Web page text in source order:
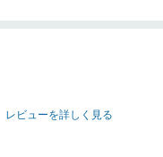
レビューを詳しく見る